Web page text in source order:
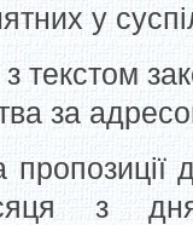
у
текстом
за
з